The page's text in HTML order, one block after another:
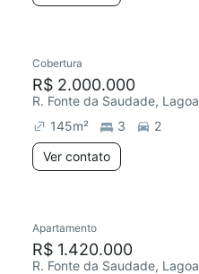
Cobertura
R$ 2.000.000
R. Fonte da Saudade, Lagoa
145m² 3
2
Ver contato
Apartamento
R$ 1.420.000
R. Fonte da Saudade, Lagoa